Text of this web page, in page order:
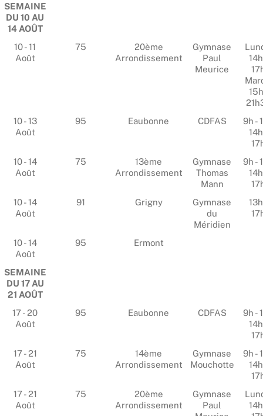
SEMAINE
DU 10 AU
14 AOÛT
10 - 11
Août
75
20ème
Arrondissement
Gymnase
Paul
Meurice
10 - 13
Août
95 Eaubonne CDFAS
9h -
10 - 14
Août
75
13ème
Arrondissement
Gymnase
Thomas
Mann
9h -
10 - 14
Août
91 Grigny
Gymnase
du
Méridien
10 - 14
Août
95 Ermont
SEMAINE
DU 17 AU
21 AOÛT
17 - 20
Août
95 Eaubonne CDFAS
9h -
17 - 21
Août
75
14ème
Arrondissement
Gymnase
Mouchotte
9h -
17 - 21
Août
75
20ème
Arrondissement
Gymnase
Paul